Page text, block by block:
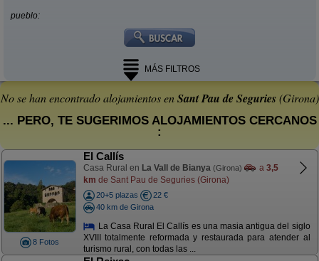
pueblo:
MÁS FILTROS
No se han encontrado alojamientos enSant Pau de Seguries(Girona)
... PERO, TE SUGERIMOS ALOJAMIENTOS CERCANOS
:
8 Fotos
El Callís
Casa Rural en La Vall de Bianya (Girona) a 3,5
km de Sant Pau de Seguries (Girona)
20+5 plazas
22 €
40 km de Girona
La Casa Rural El Callís es una masia antigua del siglo
XVIII totalmente reformada y restaurada para atender al
turismo rural, con todas las ...